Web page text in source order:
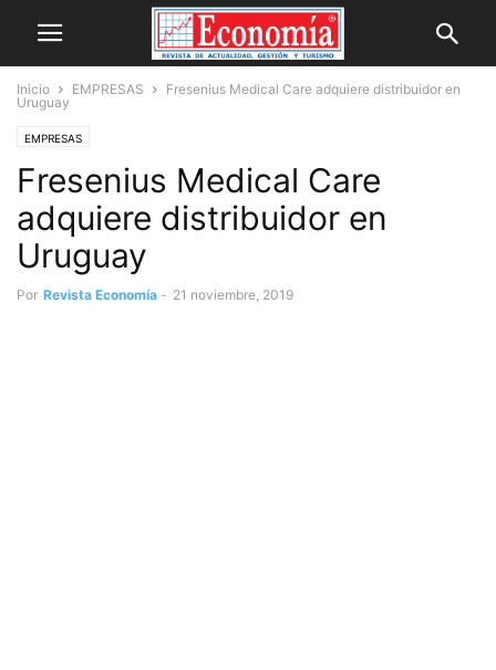
Inicio EMPRESAS
Fresenius Medical Care adquiere distribuidor en
Uruguay
EMPRESAS
Fresenius Medical Care
adquiere distribuidor en
Uruguay
Por Revista Economía - 21 noviembre, 2019